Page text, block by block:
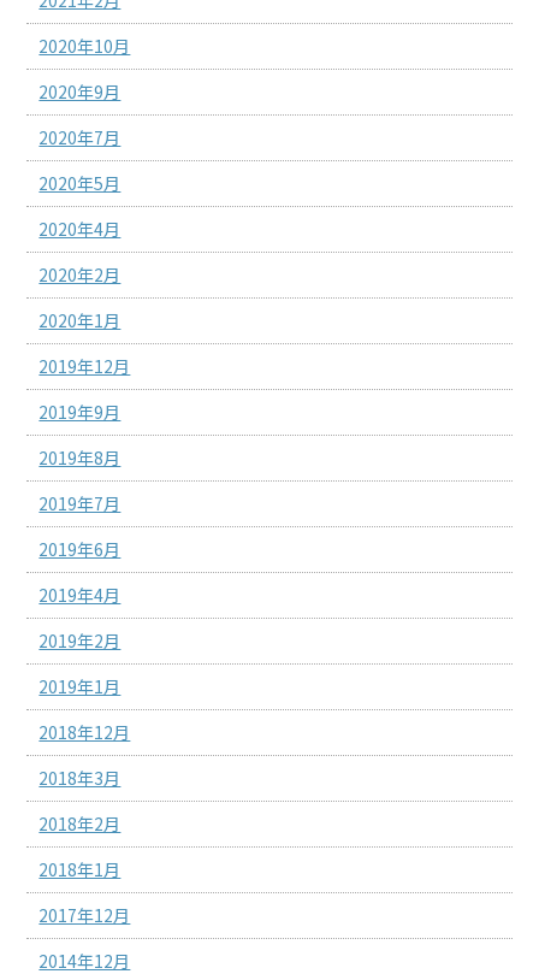
2020年10月
2020年9月
2020年7月
2020年5月
2020年4月
2020年2月
2020年1月
2019年12月
2019年9月
2019年8月
2019年7月
2019年6月
2019年4月
2019年2月
2019年1月
2018年12月
2018年3月
2018年2月
2018年1月
2017年12月
2014年12月